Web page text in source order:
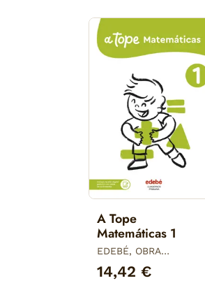
A Tope
Matemáticas 1
EDEBÉ, OBRA
14,42 €